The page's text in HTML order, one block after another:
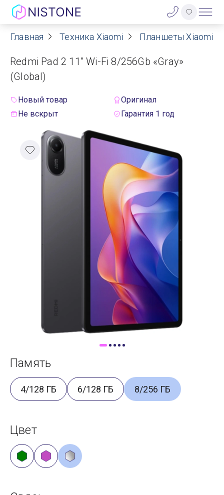
Акции
О нас
Договор оферты
Реквизиты
Контакты
Главная Техника Xiaomi Планшеты Xiaomi
Redmi Pad 2 11" Wi-Fi 8/256Gb «Gray»
(Global)
Новый товар
Оригинал
Не вскрыт
Гарантия 1 год
Память
4/128 ГБ 6/128 ГБ 8/256 ГБ
Цвет